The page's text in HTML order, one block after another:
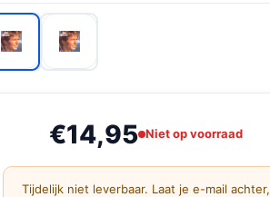
€14,95 Niet op voorraad
Tijdelijk niet leverbaar. Laat je e-mail achter,